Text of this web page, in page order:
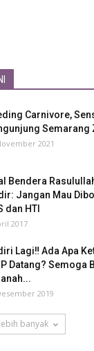
Carnivore,
Semarang
2021
Bendera
Jangan Mau
dan HTI
2017
Lagi‼ Ada Apa
Datang? Semoga
2019
banyak